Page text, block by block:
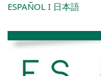
ESPAÑOL I 日本語